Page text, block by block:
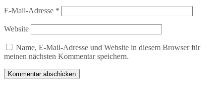
E-Mail-Adresse *
Website
Name, E-Mail-Adresse und Website in diesem Browser für
meinen nächsten Kommentar speichern.